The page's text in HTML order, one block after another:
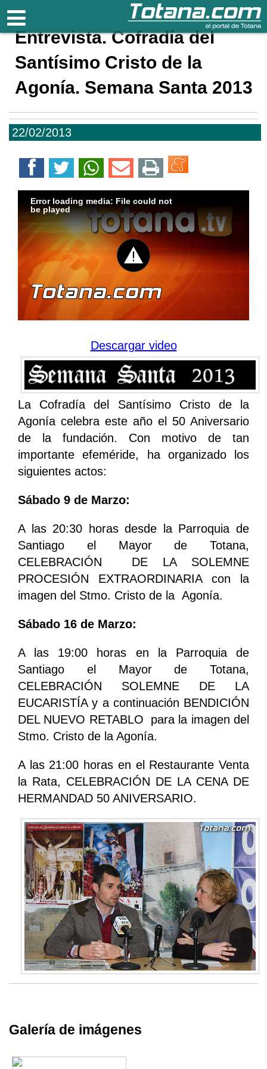
Totana.com
22/02/2013
Entrevista. Cofradía del
Santísimo Cristo de la
Agonía. Semana Santa 2013
Error loading media: File could not
be played
Descargar video
La Cofradía del Santísimo Cristo de la
Agonía celebra este año el 50 Aniversario
de la fundación. Con motivo de tan
importante efeméride, ha organizado los
siguientes actos:
Sábado 9 de Marzo:
A las 20:30 horas desde la Parroquia de
Santiago el Mayor de Totana,
CELEBRACIÓN DE LA SOLEMNE
PROCESIÓN EXTRAORDINARIA con la
imagen del Stmo. Cristo de la Agonía.
Sábado 16 de Marzo:
A las 19:00 horas en la Parroquia de
Santiago el Mayor de Totana,
CELEBRACIÓN SOLEMNE DE LA
EUCARISTÍA y a continuación BENDICIÓN
DEL NUEVO RETABLO para la imagen del
Stmo. Cristo de la Agonía.
A las 21:00 horas en el Restaurante Venta
la Rata, CELEBRACIÓN DE LA CENA DE
HERMANDAD 50 ANIVERSARIO.
Galería de imágenes